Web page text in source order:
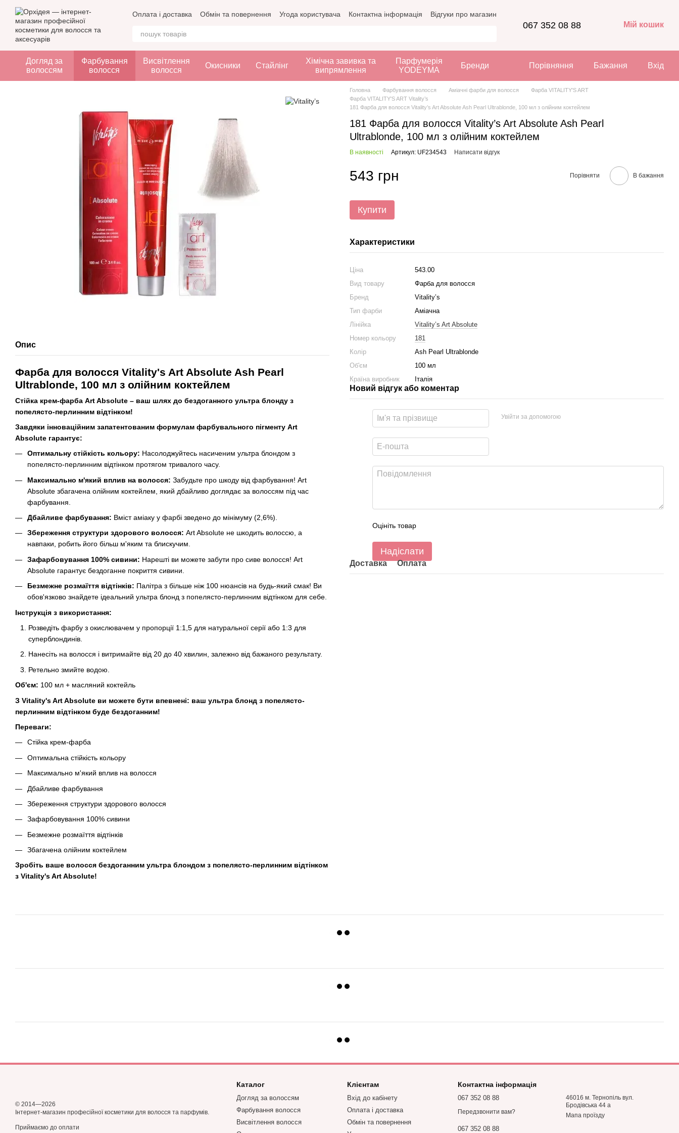
Перейти до основного контенту
Оплата і доставка Обмін та повернення Угода користувача Контактна інформація Відгуки про магазин
067 352 08 88 Мій кошик
Догляд за
волоссям
Фарбування
волосся
Висвітлення
волосся
Окисники Стайлінг
Хімічна завивка та
випрямлення
Парфумерія
YODEYMA
Бренди Порівняння Бажання Вхід
Опис
Фарба для волосся Vitality's Art Absolute Ash Pearl
Ultrablonde, 100 мл з олійним коктейлем
Стійка крем-фарба Art Absolute – ваш шлях до бездоганного ультра блонду з
попелясто-перлинним відтінком!
Завдяки інноваційним запатентованим формулам фарбувального пігменту Art
Absolute гарантує:
Оптимальну стійкість кольору: Насолоджуйтесь насиченим ультра блондом з
попелясто-перлинним відтінком протягом тривалого часу.
Максимально м'який вплив на волосся: Забудьте про шкоду від фарбування! Art
Absolute збагачена олійним коктейлем, який дбайливо доглядає за волоссям під час
фарбування.
Дбайливе фарбування: Вміст аміаку у фарбі зведено до мінімуму (2,6%).
Збереження структури здорового волосся: Art Absolute не шкодить волоссю, а
навпаки, робить його більш м'яким та блискучим.
Зафарбовування 100% сивини: Нарешті ви можете забути про сиве волосся! Art
Absolute гарантує бездоганне покриття сивини.
Безмежне розмаїття відтінків: Палітра з більше ніж 100 нюансів на будь-який смак! Ви
обов'язково знайдете ідеальний ультра блонд з попелясто-перлинним відтінком для себе.
Інструкція з використання:
Розведіть фарбу з окислювачем у пропорції 1:1,5 для натуральної серії або 1:3 для
суперблондинів.
Нанесіть на волосся і витримайте від 20 до 40 хвилин, залежно від бажаного результату.
Ретельно змийте водою.
Об'єм: 100 мл + масляний коктейль
З Vitality's Art Absolute ви можете бути впевнені: ваш ультра блонд з попелясто-
перлинним відтінком буде бездоганним!
Переваги:
Стійка крем-фарба
Оптимальна стійкість кольору
Максимально м'який вплив на волосся
Дбайливе фарбування
Збереження структури здорового волосся
Зафарбовування 100% сивини
Безмежне розмаїття відтінків
Збагачена олійним коктейлем
Зробіть ваше волосся бездоганним ультра блондом з попелясто-перлинним відтінком
з Vitality's Art Absolute!
Головна Фарбування волосся Аміачні фарби для волосся
Фарба VITALITY'S ART
Фарба VITALITY'S ART Vitality’s
181 Фарба для волосся Vitality’s Art Absolute Ash Pearl Ultrablonde, 100 мл з олійним коктейлем
181 Фарба для волосся Vitality’s Art Absolute Ash Pearl
Ultrablonde, 100 мл з олійним коктейлем
В наявності Артикул: UF234543 Написати відгук
543 грн Порівняти В бажання
Купити
Характеристики
Ціна
543.00
Вид товару
Фарба для волосся
Бренд
Vitality’s
Тип фарби
Аміачна
Лінійка
Vitality’s Art Absolute
Номер кольору
181
Колір
Ash Pearl Ultrablonde
Об'єм
100 мл
Країна виробник
Італія
Новий відгук або коментар
Увійти за допомогою
Оцініть товар
Надіслати
Доставка Оплата
© 2014—2026
Інтернет-магазин професійної косметики для волосся та парфумів.
Приймаємо до оплати
Каталог
Догляд за волоссям
Фарбування волосся
Висвітлення волосся
Клієнтам
Вхід до кабінету
Оплата і доставка
Обмін та повернення
Контактна інформація
067 352 08 88
Передзвонити вам?
067 352 08 88
46016 м. Тернопіль вул.
Бродівська 44 а
Мапа проїзду